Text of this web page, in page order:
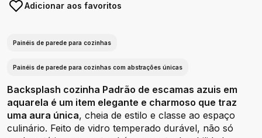
Adicionar aos favoritos
Painéis de parede para cozinhas
Painéis de parede para cozinhas com abstrações únicas
Backsplash cozinha Padrão de escamas azuis em
aquarela é um item elegante e charmoso que traz
uma aura única, cheia de estilo e classe ao espaço
culinário. Feito de vidro temperado durável, não só